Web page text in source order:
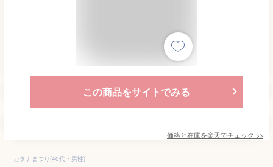
この商品をサイトでみる
価格と在庫を楽天でチェック >>
カタナまつり(40代・男性)